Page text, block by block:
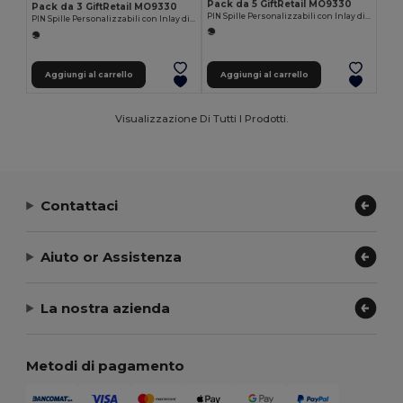
Pack da 3 GiftRetail MO9330
PIN Spille Personalizzabili con Inlay di Carta
Aggiungi al carrello
Pack da 5 GiftRetail MO9330
Aggiungi al carrello
Visualizzazione Di Tutti I Prodotti.
Contattaci
Aiuto or Assistenza
La nostra azienda
Metodi di pagamento